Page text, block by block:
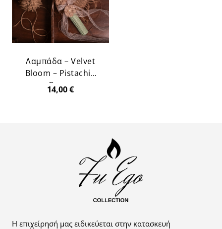
Λαμπάδα – Velvet
Bloom – Pistachio
Green
14,00€
Η επιχείρησή μας ειδικεύεται στην κατασκευή